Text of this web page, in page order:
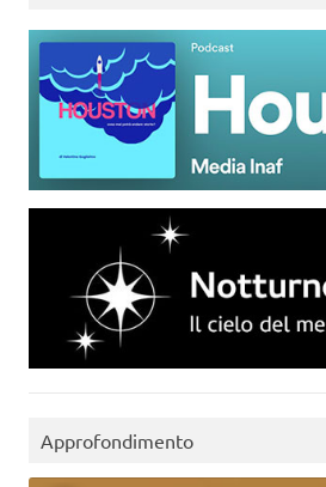
Approfondimento